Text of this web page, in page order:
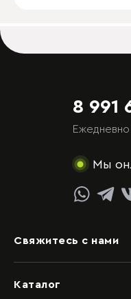
8 991
Мы
Каталог
Свяжитесь с нами
Задать вопрос
Видеоконсультация со